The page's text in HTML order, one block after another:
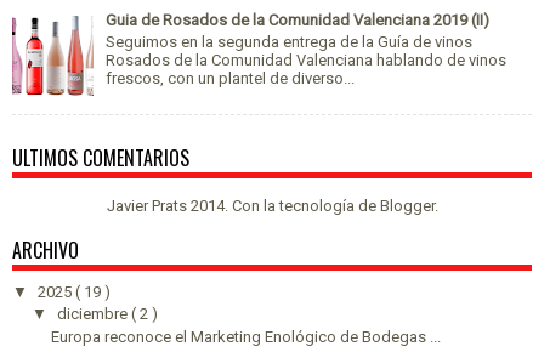
Guia de Rosados de la Comunidad Valenciana 2019 (II)
Seguimos en la segunda entrega de la Guía de vinos
Rosados de la Comunidad Valenciana hablando de vinos
frescos, con un plantel de diverso...
ULTIMOS COMENTARIOS
Javier Prats 2014. Con la tecnología de Blogger.
ARCHIVO
▼ 2025 ( 19 )
▼ diciembre ( 2 )
Europa reconoce el Marketing Enológico de Bodegas ...